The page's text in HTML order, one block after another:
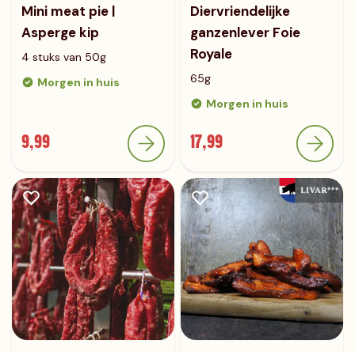
Mini meat pie |
Asperge kip
4 stuks van 50g
Morgen in huis
9,99
Diervriendelijke
ganzenlever Foie
Royale
65g
Morgen in huis
17,99